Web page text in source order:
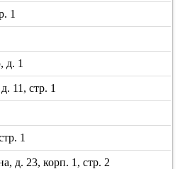
1
д. 1
11, стр. 1
1
д. 23, корп. 1, стр. 2